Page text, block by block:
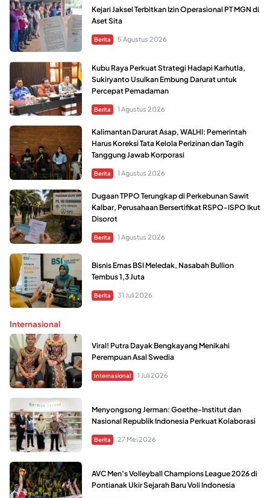
Kejari Jaksel Terbitkan Izin Operasional PT MGN di
Aset Sita
Berita 5 Agustus 2026
Kubu Raya Perkuat Strategi Hadapi Karhutla,
Sukiryanto Usulkan Embung Darurat untuk
Percepat Pemadaman
Berita 1 Agustus 2026
Kalimantan Darurat Asap, WALHI: Pemerintah
Harus Koreksi Tata Kelola Perizinan dan Tagih
Tanggung Jawab Korporasi
Berita 1 Agustus 2026
Dugaan TPPO Terungkap di Perkebunan Sawit
Kalbar, Perusahaan Bersertifikat RSPO-ISPO Ikut
Disorot
Berita 1 Agustus 2026
Bisnis Emas BSI Meledak, Nasabah Bullion
Tembus 1,3 Juta
Berita 31 Juli 2026
Internasional
Viral! Putra Dayak Bengkayang Menikahi
Perempuan Asal Swedia
Internasional 1 Juli 2026
Menyongsong Jerman: Goethe-Institut dan
Nasional Republik Indonesia Perkuat Kolaborasi
Berita 27 Mei 2026
AVC Men’s Volleyball Champions League 2026 di
Pontianak Ukir Sejarah Baru Voli Indonesia